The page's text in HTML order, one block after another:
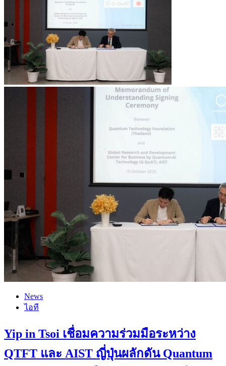
News
ไอที
Yip in Tsoi เชื่อมความร่วมมือระหว่าง
QTFT และ AIST ญี่ปุ่นผลักดัน Quantum